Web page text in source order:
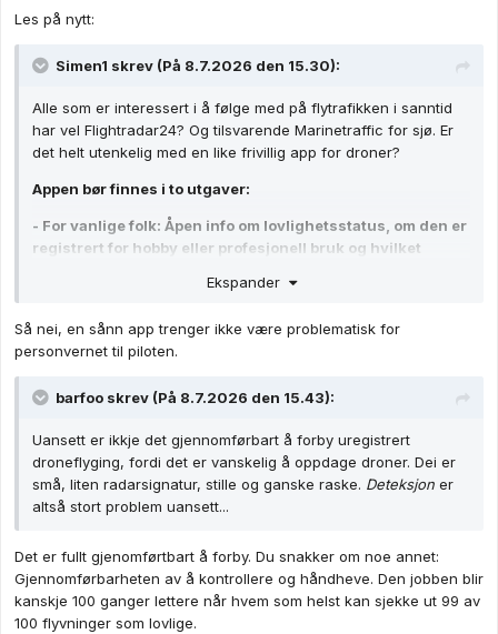
som er masseovervåking; det er total avledning av problemet -
det er umerka kamera overalt.
Les på nytt:
Simen1 skrev (På 8.7.2026 den 15.30):
Alle som er interessert i å følge med på flytrafikken i sanntid
har vel Flightradar24? Og tilsvarende Marinetraffic for sjø. Er
det helt utenkelig med en like frivillig app for droner?
Appen bør finnes i to utgaver:
- For vanlige folk: Åpen info om lovlighetsstatus, om den er
registrert for hobby eller profesjonell bruk og hvilket
pilot og drone.
Ekspander
Så nei, en sånn app trenger ikke være problematisk for
personvernet til piloten.
barfoo skrev (På 8.7.2026 den 15.43):
Uansett er ikkje det gjennomførbart å forby uregistrert
droneflyging, fordi det er vanskelig å oppdage droner. Dei er
små, liten radarsignatur, stille og ganske raske. Deteksjon er
altså stort problem uansett...
Det er fullt gjenomførtbart å forby. Du snakker om noe annet:
Gjennomførbarheten av å kontrollere og håndheve. Den jobben blir
kanskje 100 ganger lettere når hvem som helst kan sjekke ut 99 av
100 flyvninger som lovlige.